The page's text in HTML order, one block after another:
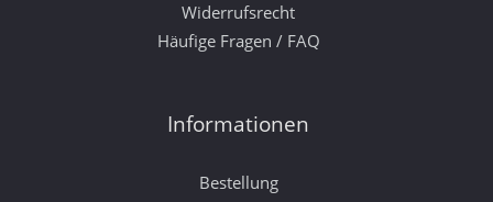
Widerrufsrecht
Häufige Fragen / FAQ
Informationen
Bestellung